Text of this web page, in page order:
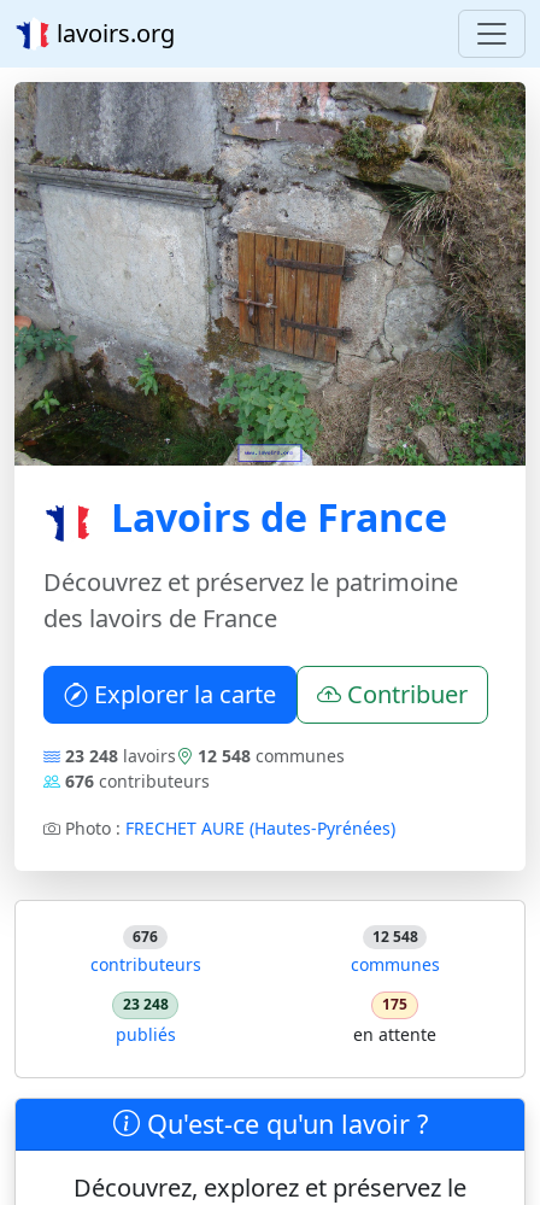
lavoirs.org
Lavoirs de France
Découvrez et préservez le patrimoine
des lavoirs de France
Explorer la carte Contribuer
23 248 lavoirs 12 548 communes
676 contributeurs
Photo : FRECHET AURE (Hautes-Pyrénées)
676
contributeurs
12 548
communes
23 248
publiés
175
en attente
Qu'est-ce qu'un lavoir ?
Découvrez, explorez et préservez le